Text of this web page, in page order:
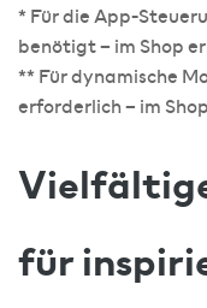
* Für die App-
benötigt – im Shop
** Für dynamische
erforderlich – im
für